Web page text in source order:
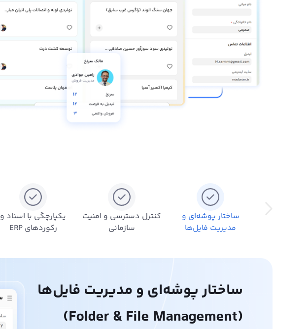
ساختار پوشه‌ای و
مدیریت فایل‌ها
کنترل دسترسی و امنیت
سازمانی
یکپارچگی با اسناد و
رکوردهای ERP
ساختار پوشه‌ای و مدیریت فایل‌ها
(Folder & File Management)